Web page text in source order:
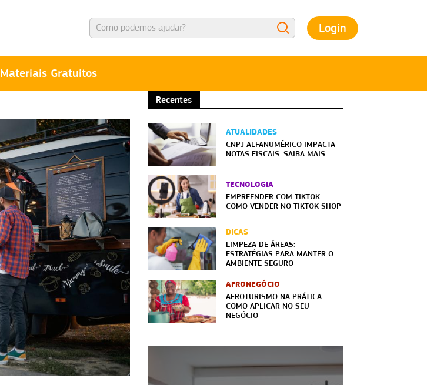
Login
Materiais Gratuitos
Recentes
ATUALIDADES
CNPJ ALFANUMÉRICO IMPACTA
NOTAS FISCAIS: SAIBA MAIS
TECNOLOGIA
EMPREENDER COM TIKTOK:
COMO VENDER NO TIKTOK SHOP
DICAS
LIMPEZA DE ÁREAS:
ESTRATÉGIAS PARA MANTER O
AMBIENTE SEGURO
AFRONEGÓCIO
AFROTURISMO NA PRÁTICA:
COMO APLICAR NO SEU
NEGÓCIO